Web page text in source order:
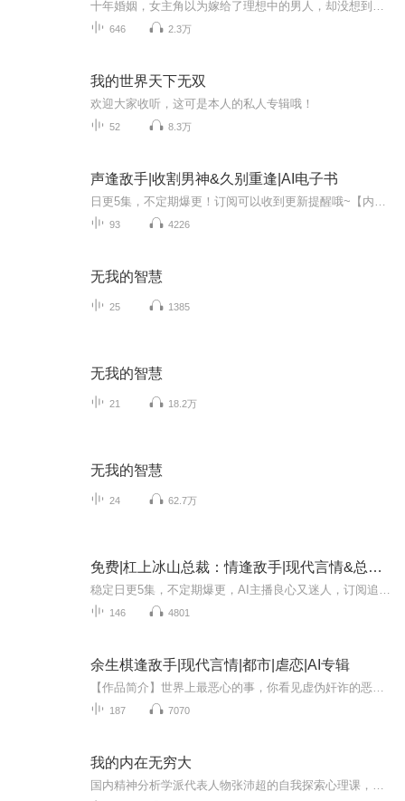
646 2.3万
我的世界天下无双
欢迎大家收听，这可是本人的私人专辑哦！
52 8.3万
声逢敌手|收割男神&久别重逢|AI电子书
93 4226
无我的智慧
25 1385
无我的智慧
21 18.2万
无我的智慧
24 62.7万
免费|杠上冰山总裁：情逢敌手|现代言情&总裁&情敌
146 4801
余生棋逢敌手|现代言情|都市|虐恋|AI专辑
187 7070
我的内在无穷大